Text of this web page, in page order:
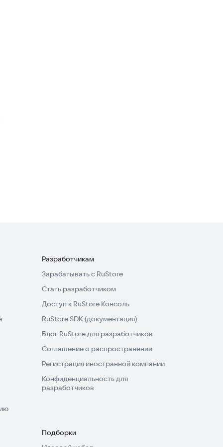
Разработчикам
Зарабатывать с RuStore
Стать разработчиком
Доступ к RuStore Консоль
RuStore SDK (документация)
Блог RuStore для разработчиков
Соглашение о распространении
Регистрация иностранной компании
Конфиденциальность для
разработчиков
Подборки